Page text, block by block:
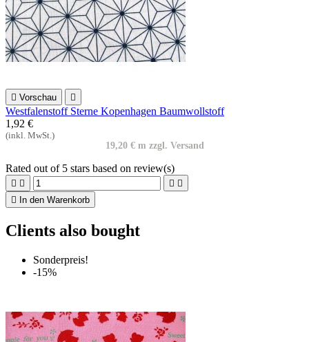
 Vorschau 
Westfalenstoff Sterne Kopenhagen Baumwollstoff
1,92 €
(inkl. MwSt.)
19,20 € m zzgl. Versand
Rated out of 5 stars based on review(s)
   

In den Warenkorb
Clients also bought
Sonderpreis!
-15%